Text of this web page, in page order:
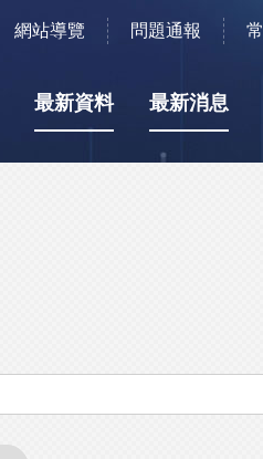
網站導覽 問題通報
最新資料 最新消息